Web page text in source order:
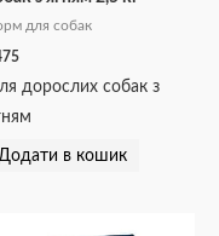
для собак
дорослих собак з
Додати в кошик